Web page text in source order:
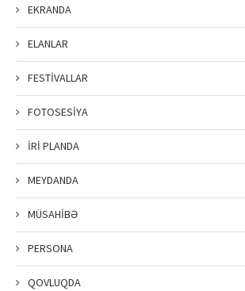
EKRANDA
ELANLAR
FESTİVALLAR
FOTOSESİYA
İRİ PLANDA
MEYDANDA
MÜSAHİBƏ
PERSONA
QOVLUQDA